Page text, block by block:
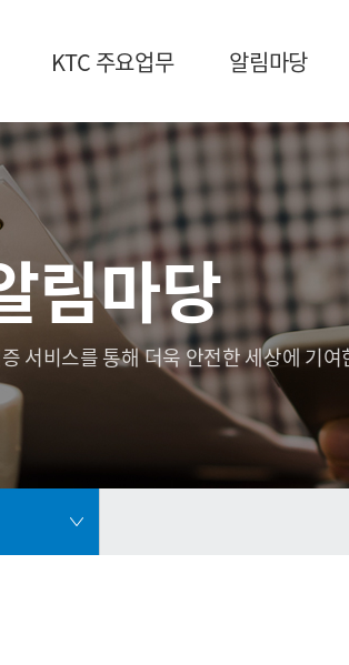
KTC 주요업무 알림마당
림마당
서비스를 통해 더욱 안전한 세상에 기여